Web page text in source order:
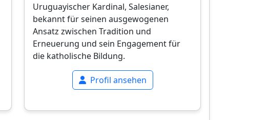
Uruguayischer Kardinal, Salesianer,
bekannt für seinen ausgewogenen
Ansatz zwischen Tradition und
Erneuerung und sein Engagement für
die katholische Bildung.
Profil ansehen